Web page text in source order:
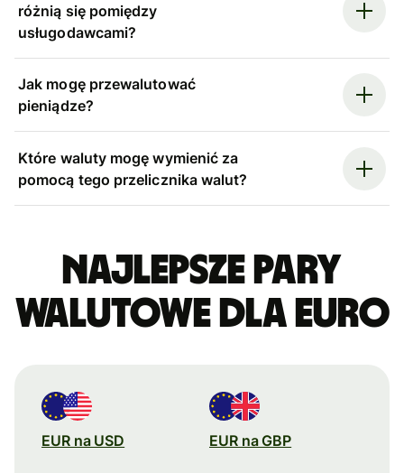
różnią się pomiędzy
usługodawcami?
Jak mogę przewalutować
pieniądze?
Które waluty mogę wymienić za
pomocą tego przelicznika walut?
Najlepsze pary
walutowe dla euro
EUR na USD EUR na GBP